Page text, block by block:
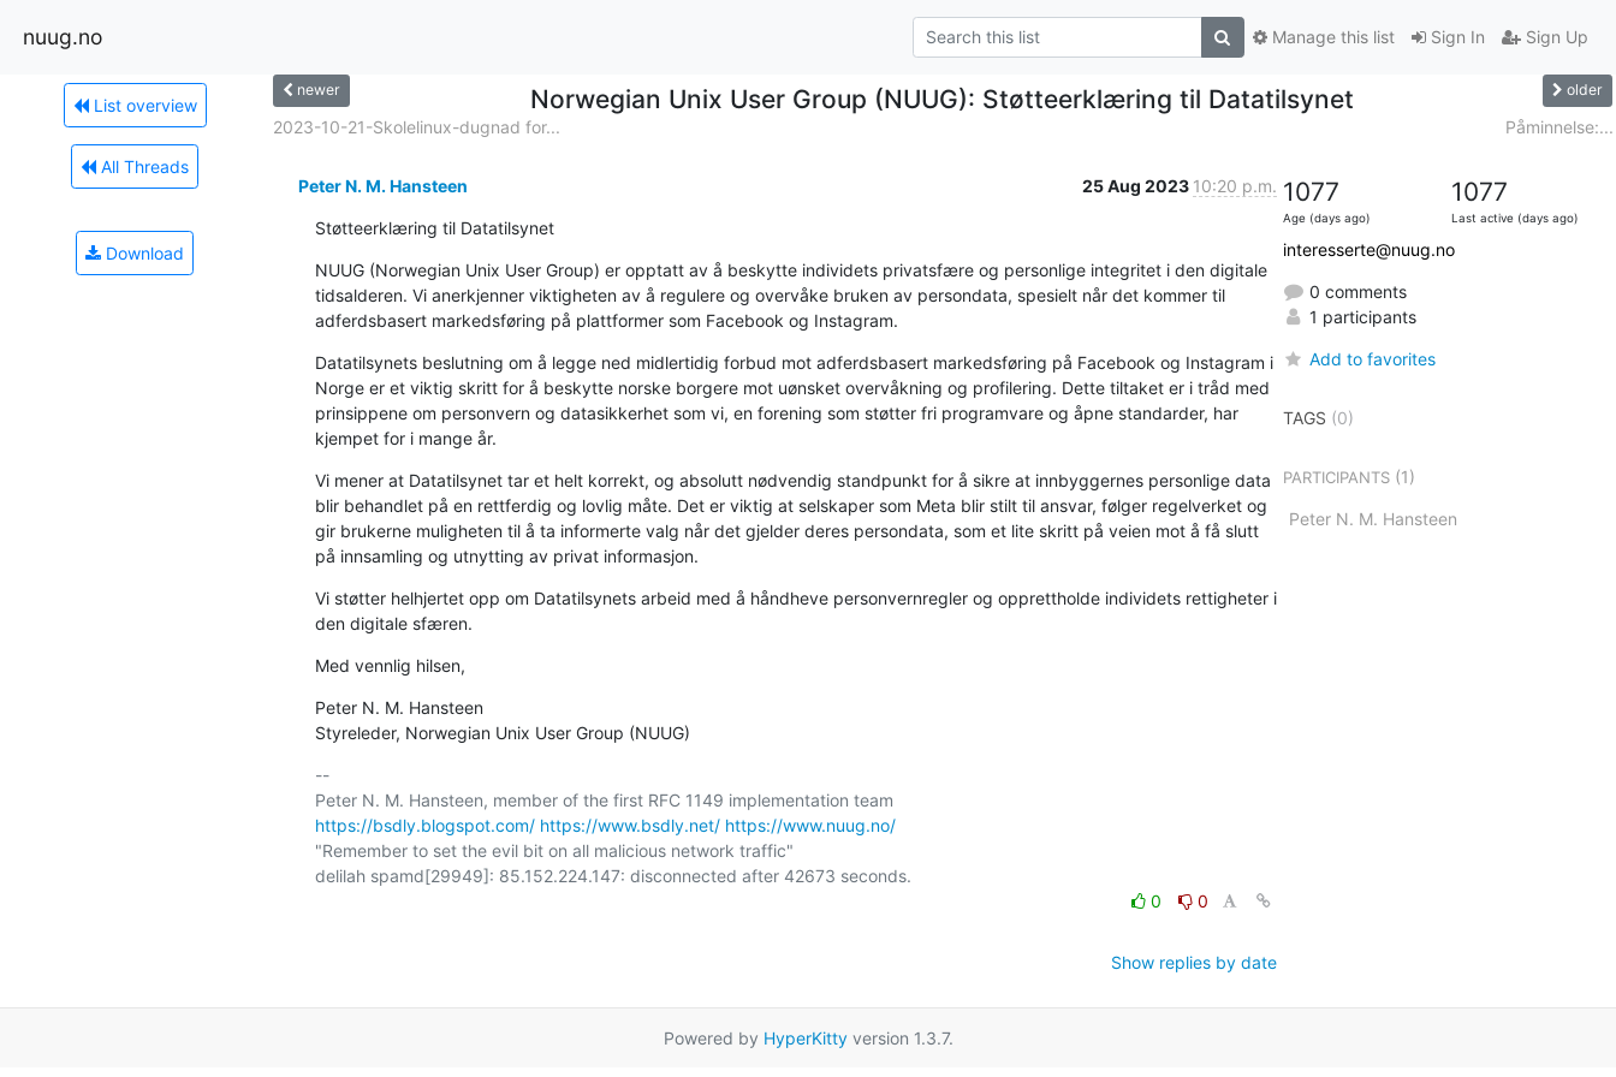
nuug.no Sign In Sign Up
Manage this list
List overview
All Threads
Download
newer Norwegian Unix User Group (NUUG): Støtteerklæring til Datatilsynet older
2023-10-21-Skolelinux-dugnad for... Påminnelse:...
Peter N. M. Hansteen 25 Aug 2023 10:20 p.m.
Støtteerklæring til Datatilsynet
NUUG (Norwegian Unix User Group) er opptatt av å beskytte individets privatsfære og personlige integritet i den digitale
tidsalderen. Vi anerkjenner viktigheten av å regulere og overvåke bruken av persondata, spesielt når det kommer til
adferdsbasert markedsføring på plattformer som Facebook og Instagram.
Datatilsynets beslutning om å legge ned midlertidig forbud mot adferdsbasert markedsføring på Facebook og Instagram i
Norge er et viktig skritt for å beskytte norske borgere mot uønsket overvåkning og profilering. Dette tiltaket er i tråd med
prinsippene om personvern og datasikkerhet som vi, en forening som støtter fri programvare og åpne standarder, har
kjempet for i mange år.
Vi mener at Datatilsynet tar et helt korrekt, og absolutt nødvendig standpunkt for å sikre at innbyggernes personlige data
blir behandlet på en rettferdig og lovlig måte. Det er viktig at selskaper som Meta blir stilt til ansvar, følger regelverket og
gir brukerne muligheten til å ta informerte valg når det gjelder deres persondata, som et lite skritt på veien mot å få slutt
på innsamling og utnytting av privat informasjon.
Vi støtter helhjertet opp om Datatilsynets arbeid med å håndheve personvernregler og opprettholde individets rettigheter i
den digitale sfæren.
Med vennlig hilsen,
Peter N. M. Hansteen
Styreleder, Norwegian Unix User Group (NUUG)
--
https://bsdly.blogspot.com/ https://www.bsdly.net/ https://www.nuug.no/
"Remember to set the evil bit on all malicious network traffic"
0
0
Show replies by date
1077
Age (days ago)
1077
Last active (days ago)
interesserte@nuug.no
0 comments
1 participants
Add to favorites
TAGS (0)
PARTICIPANTS(1)
Peter N. M. Hansteen
Powered by HyperKittyversion 1.3.7.